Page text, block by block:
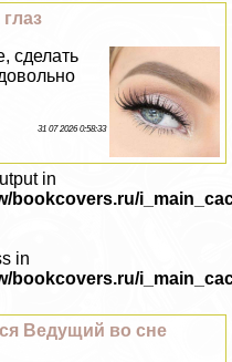
сделать
31 07 2026 0:58:33
in
bookcovers.ru/
in
bookcovers.ru/
Ведущий во сне